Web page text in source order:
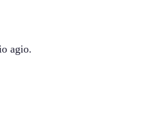
agio.